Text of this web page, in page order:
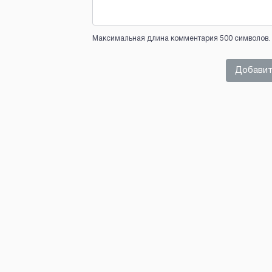
Максимальная длина комментария 500 символов.